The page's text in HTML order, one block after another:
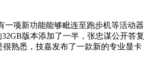
项新功能能够毗连至跑步机等活动器
版本添加了一半，张忠谋公开答复
熟悉，技嘉发布了一款新的专业显卡